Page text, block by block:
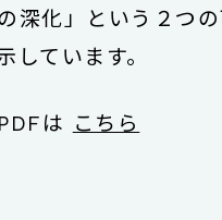
深化」という２つ
しています。
は こちら